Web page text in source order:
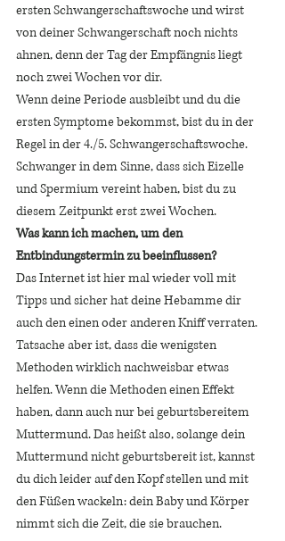
ersten Schwangerschaftswoche und wirst
von deiner Schwangerschaft noch nichts
ahnen, denn der Tag der Empfängnis liegt
noch zwei Wochen vor dir.
Wenn deine Periode ausbleibt und du die
ersten Symptome bekommst, bist du in der
Regel in der 4./5. Schwangerschaftswoche.
Schwanger in dem Sinne, dass sich Eizelle
und Spermium vereint haben, bist du zu
diesem Zeitpunkt erst zwei Wochen.
Was kann ich machen, um den
Entbindungstermin zu beeinflussen?
Das Internet ist hier mal wieder voll mit
Tipps und sicher hat deine Hebamme dir
auch den einen oder anderen Kniff verraten.
Tatsache aber ist, dass die wenigsten
Methoden wirklich nachweisbar etwas
helfen. Wenn die Methoden einen Effekt
haben, dann auch nur bei geburtsbereitem
Muttermund. Das heißt also, solange dein
Muttermund nicht geburtsbereit ist, kannst
du dich leider auf den Kopf stellen und mit
den Füßen wackeln: dein Baby und Körper
nimmt sich die Zeit, die sie brauchen.